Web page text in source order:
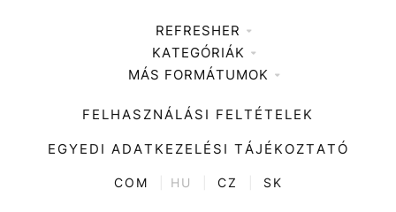
REFRESHER
Médiaajánlat
KATEGÓRIÁK
Zene
Divat
Kultúra
ENTR
MÁS FORMÁTUMOK
FELHASZNÁLÁSI FELTÉTELEK
EGYEDI ADATKEZELÉSI TÁJÉKOZTATÓ
COM HU CZ SK